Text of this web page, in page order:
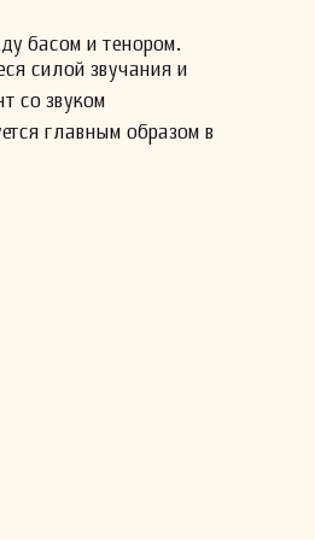
басом и тенором.
силой звучания и
со звуком
главным образом в